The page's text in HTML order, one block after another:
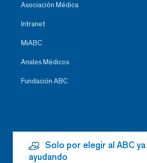
Asociación Médica
Intranet
MiABC
Anales Médicos
Fundación ABC
Solo por elegir al ABC
ayudando